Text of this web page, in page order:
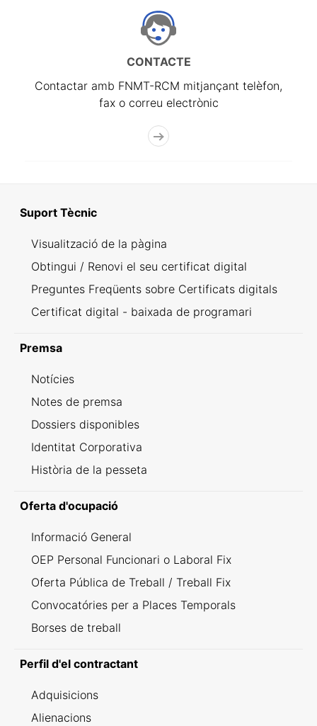
CONTACTE
Contactar amb FNMT-RCM mitjançant telèfon,
fax o correu electrònic
Suport Tècnic
Visualització de la pàgina
Obtingui / Renovi el seu certificat digital
Preguntes Freqüents sobre Certificats digitals
Certificat digital - baixada de programari
Premsa
Notícies
Notes de premsa
Dossiers disponibles
Identitat Corporativa
Història de la pesseta
Oferta d'ocupació
Informació General
OEP Personal Funcionari o Laboral Fix
Oferta Pública de Treball / Treball Fix
Convocatóries per a Places Temporals
Borses de treball
Perfil d'el contractant
Adquisicions
Alienacions